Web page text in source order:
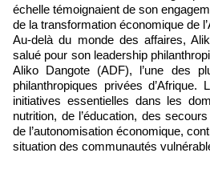
échelle témoignaient de son
de la transformation économique de
Au-delà du monde des affaires,
salué pour son leadership
Aliko Dangote (ADF), l’une des
philanthropiques privées d’Afrique.
initiatives essentielles dans les
nutrition, de l’éducation, des
de l’autonomisation économique,
situation des communautés